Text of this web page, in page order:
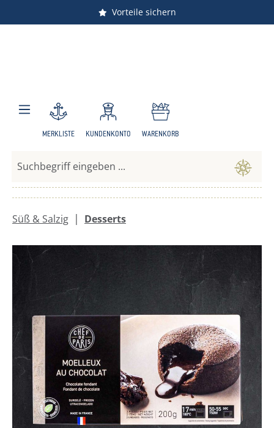
Zum Hauptinhalt springen
Vorteile sichern
MERKLISTE KUNDENKONTO WARENKORB
Süß & Salzig | Desserts
Bildergalerie überspringen